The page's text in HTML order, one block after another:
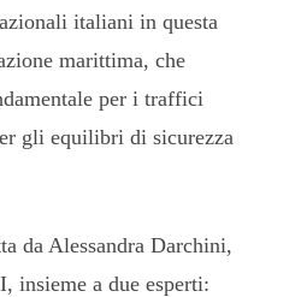
italiani in questa
marittima, che
per i traffici
gli equilibri di sicurezza
da Alessandra Darchini,
insieme a due esperti: